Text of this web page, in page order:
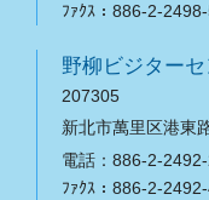
ﾌｧｸｽ：886-2-
野柳ビジター
207305
新北市萬里区港東
電話：886-2-
ﾌｧｸｽ：886-2-